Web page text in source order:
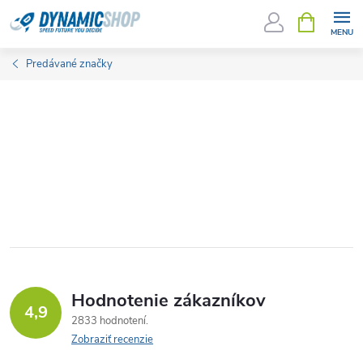
Prejsť
na
KOŠÍK
Predávané značky
4,9 Hodnotenie zákazníkov
2833 hodnotení
Zobraziť recenzie